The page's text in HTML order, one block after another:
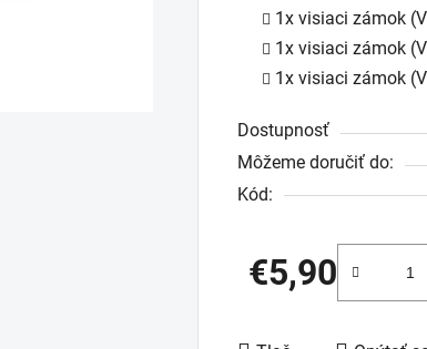
hviezdičiek.
1x visiaci zámok
1x visiaci zámok
1x visiaci zámok
Dostupnosť
Môžeme doručiť do:
Kód:
€5,90
Jednotková cena: